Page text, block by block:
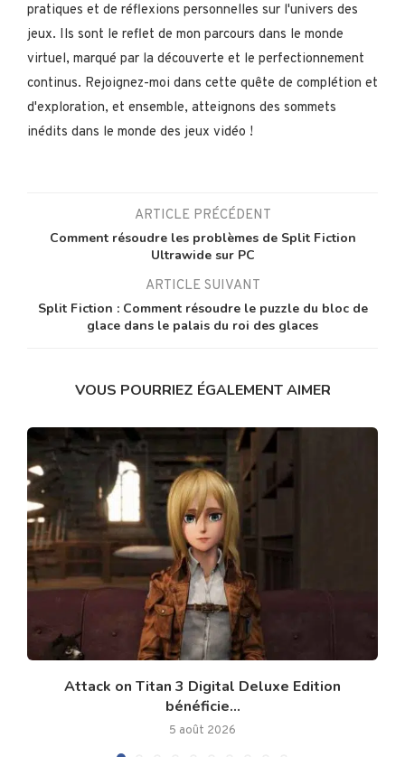
pratiques et de réflexions personnelles sur l'univers des
jeux. Ils sont le reflet de mon parcours dans le monde
virtuel, marqué par la découverte et le perfectionnement
continus. Rejoignez-moi dans cette quête de complétion et
d'exploration, et ensemble, atteignons des sommets
inédits dans le monde des jeux vidéo !
ARTICLE PRÉCÉDENT
Comment résoudre les problèmes de Split Fiction
Ultrawide sur PC
ARTICLE SUIVANT
Split Fiction : Comment résoudre le puzzle du bloc de
glace dans le palais du roi des glaces
VOUS POURRIEZ ÉGALEMENT AIMER
Attack on Titan 3 Digital Deluxe Edition
bénéficie...
5 août 2026